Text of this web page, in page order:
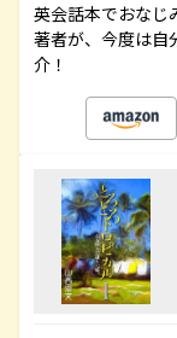
英会話本でおなじ
著者が、今度は自
介！